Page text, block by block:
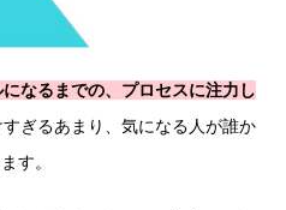
なるまでの、プロセスに注力し
ぎるあまり、気になる人が誰か
す。